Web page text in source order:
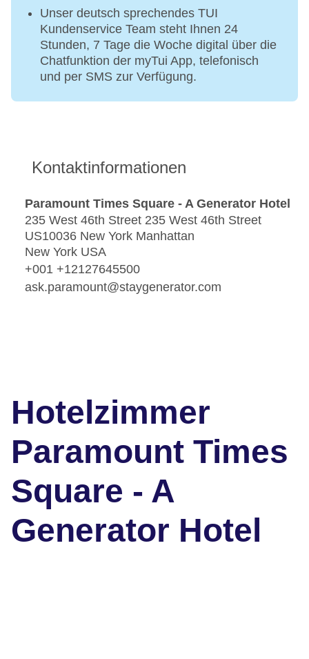
Unser deutsch sprechendes TUI
Kundenservice Team steht Ihnen 24
Stunden, 7 Tage die Woche digital über die
Chatfunktion der myTui App, telefonisch
und per SMS zur Verfügung.
Kontaktinformationen
Paramount Times Square - A Generator Hotel
235 West 46th Street 235 West 46th Street
US10036 New York Manhattan
New York USA
+001 +12127645500
ask.paramount@staygenerator.com
Hotelzimmer
Paramount Times
Square - A
Generator Hotel